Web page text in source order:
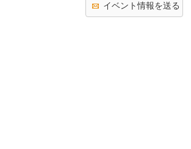
イベント情報を送る